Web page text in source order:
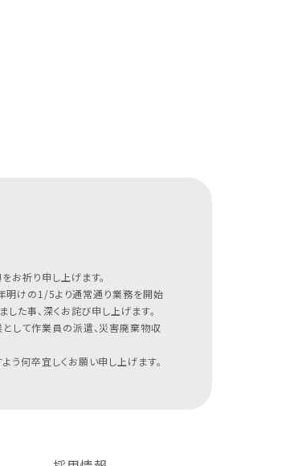
お祈り申し上げます。
明けの1/5より通常通り業務を開始
た事、深くお詫び申し上げます。
して作業員の派遣、災害廃棄物収
何卒宜しくお願い申し上げます。